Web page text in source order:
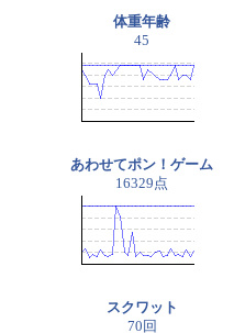
体重年齢
45
あわせてポン！ゲーム
16329点
スクワット
70回